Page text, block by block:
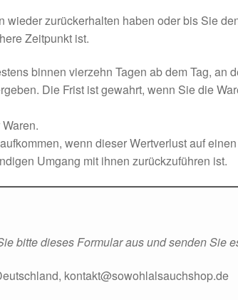
zurückerhalten haben oder bis Sie
Zeitpunkt ist.
binnen vierzehn Tagen ab dem Tag, an
Die Frist ist gewahrt, wenn Sie die
wenn dieser Wertverlust auf
Umgang mit ihnen zurückzuführen ist.
bitte dieses Formular aus und senden Sie
kontakt@sowohlalsauchshop.de